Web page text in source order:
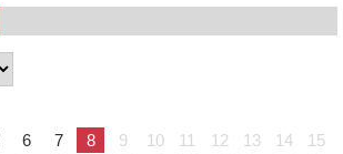
6 7 8 9 10 11 12 13 14
15